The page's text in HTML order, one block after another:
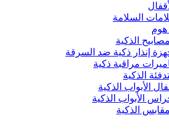
السلامة
الذكية
إنذار ذكية ضد السرقة
مراقبة ذكية
الذكية
الأبواب الذكية
الأبواب الذكية
الذكية